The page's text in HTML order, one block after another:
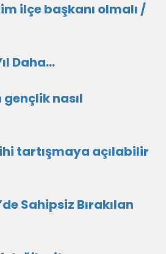
ilçe başkanı olmalı /
Daha…
gençlik nasıl
tartışmaya açılabilir
Sahipsiz Bırakılan